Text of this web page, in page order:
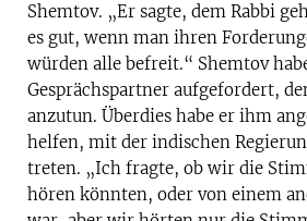
Shemtov. „Er sagte, dem Rabbi
es gut, wenn man ihren
würden alle befreit.“ Shemtov
Gesprächspartner aufgefordert,
anzutun. Überdies habe er ihm
helfen, mit der indischen
treten. „Ich fragte, ob wir die
hören könnten, oder von einem